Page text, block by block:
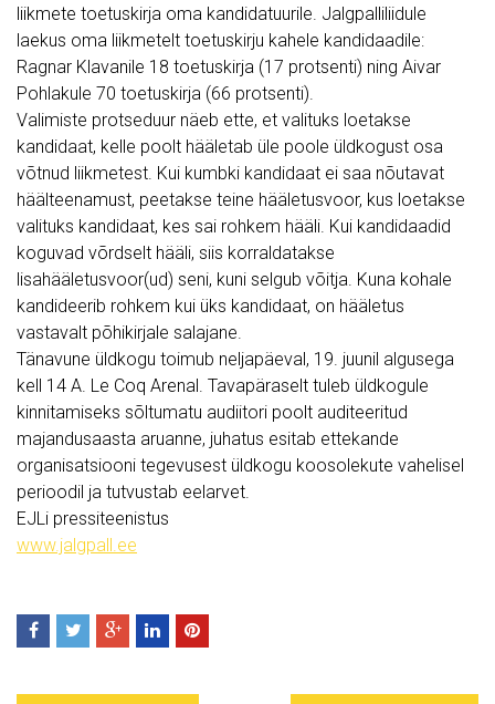
liikmete toetuskirja oma kandidatuurile. Jalgpalliliidule
laekus oma liikmetelt toetuskirju kahele kandidaadile:
Ragnar Klavanile 18 toetuskirja (17 protsenti) ning Aivar
Pohlakule 70 toetuskirja (66 protsenti).
Valimiste protseduur näeb ette, et valituks loetakse
kandidaat, kelle poolt hääletab üle poole üldkogust osa
võtnud liikmetest. Kui kumbki kandidaat ei saa nõutavat
häälteenamust, peetakse teine hääletusvoor, kus loetakse
valituks kandidaat, kes sai rohkem hääli. Kui kandidaadid
koguvad võrdselt hääli, siis korraldatakse
lisahääletusvoor(ud) seni, kuni selgub võitja. Kuna kohale
kandideerib rohkem kui üks kandidaat, on hääletus
vastavalt põhikirjale salajane.
Tänavune üldkogu toimub neljapäeval, 19. juunil algusega
kell 14 A. Le Coq Arenal. Tavapäraselt tuleb üldkogule
kinnitamiseks sõltumatu audiitori poolt auditeeritud
majandusaasta aruanne, juhatus esitab ettekande
organisatsiooni tegevusest üldkogu koosolekute vahelisel
perioodil ja tutvustab eelarvet.
EJLi pressiteenistus
www.jalgpall.ee